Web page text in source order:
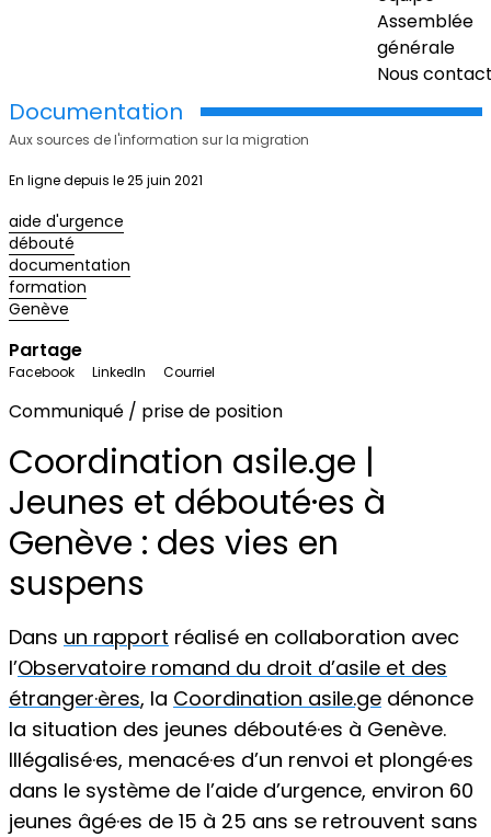
Assemblée
générale
Nous
Documentation
Aux sources de l'information sur la migration
En ligne depuis le 25 juin 2021
aide d'urgence
débouté
documentation
formation
Genève
Partage
Facebook LinkedIn Courriel
Communiqué / prise de position
Coordination asile.ge |
Jeunes et débouté·es à
Genève : des vies en
suspens
Dans un rapport réalisé en collaboration avec
l’Observatoire romand du droit d’asile et des
étranger·ères, la Coordination asile.ge dénonce
la situation des jeunes débouté·es à Genève.
Illégalisé·es, menacé·es d’un renvoi et plongé·es
dans le système de l’aide d’urgence, environ 60
jeunes âgé·es de 15 à 25 ans se retrouvent sans